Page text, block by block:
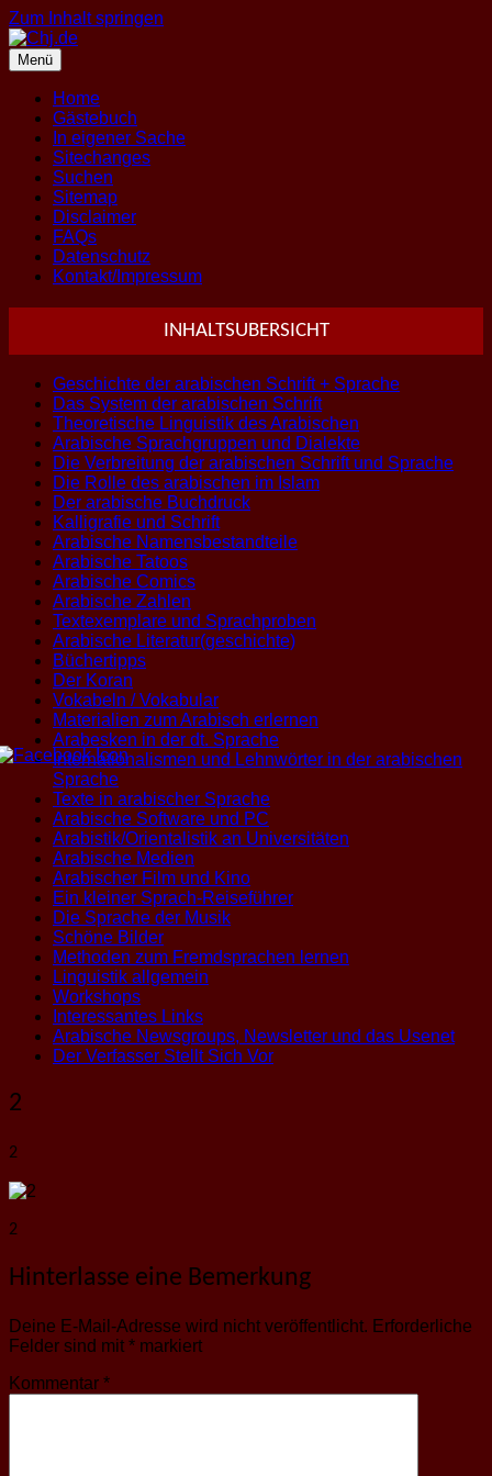
Zum Inhalt springen
Menü
Home
Gästebuch
In eigener Sache
Sitechanges
Suchen
Sitemap
Disclaimer
FAQs
Datenschutz
Kontakt/Impressum
INHALTSUBERSICHT
Geschichte der arabischen Schrift + Sprache
Das System der arabischen Schrift
Theoretische Linguistik des Arabischen
Arabische Sprachgruppen und Dialekte
Die Verbreitung der arabischen Schrift und Sprache
Die Rolle des arabischen im Islam
Der arabische Buchdruck
Kalligrafie und Schrift
Arabische Namensbestandteile
Arabische Tatoos
Arabische Comics
Arabische Zahlen
Textexemplare und Sprachproben
Arabische Literatur(geschichte)
Büchertipps
Der Koran
Vokabeln / Vokabular
Materialien zum Arabisch erlernen
Arabesken in der dt. Sprache
Internationalismen und Lehnwörter in der arabischen
Sprache
Texte in arabischer Sprache
Arabische Software und PC
Arabistik/Orientalistik an Universitäten
Arabische Medien
Arabischer Film und Kino
Ein kleiner Sprach-Reiseführer
Die Sprache der Musik
Schöne Bilder
Methoden zum Fremdsprachen lernen
Linguistik allgemein
Workshops
Interessantes Links
Arabische Newsgroups, Newsletter und das Usenet
Der Verfasser Stellt Sich Vor
2
2
2
Hinterlasse eine Bemerkung
Deine E-Mail-Adresse wird nicht veröffentlicht. Erforderliche
Felder sind mit * markiert
Kommentar *